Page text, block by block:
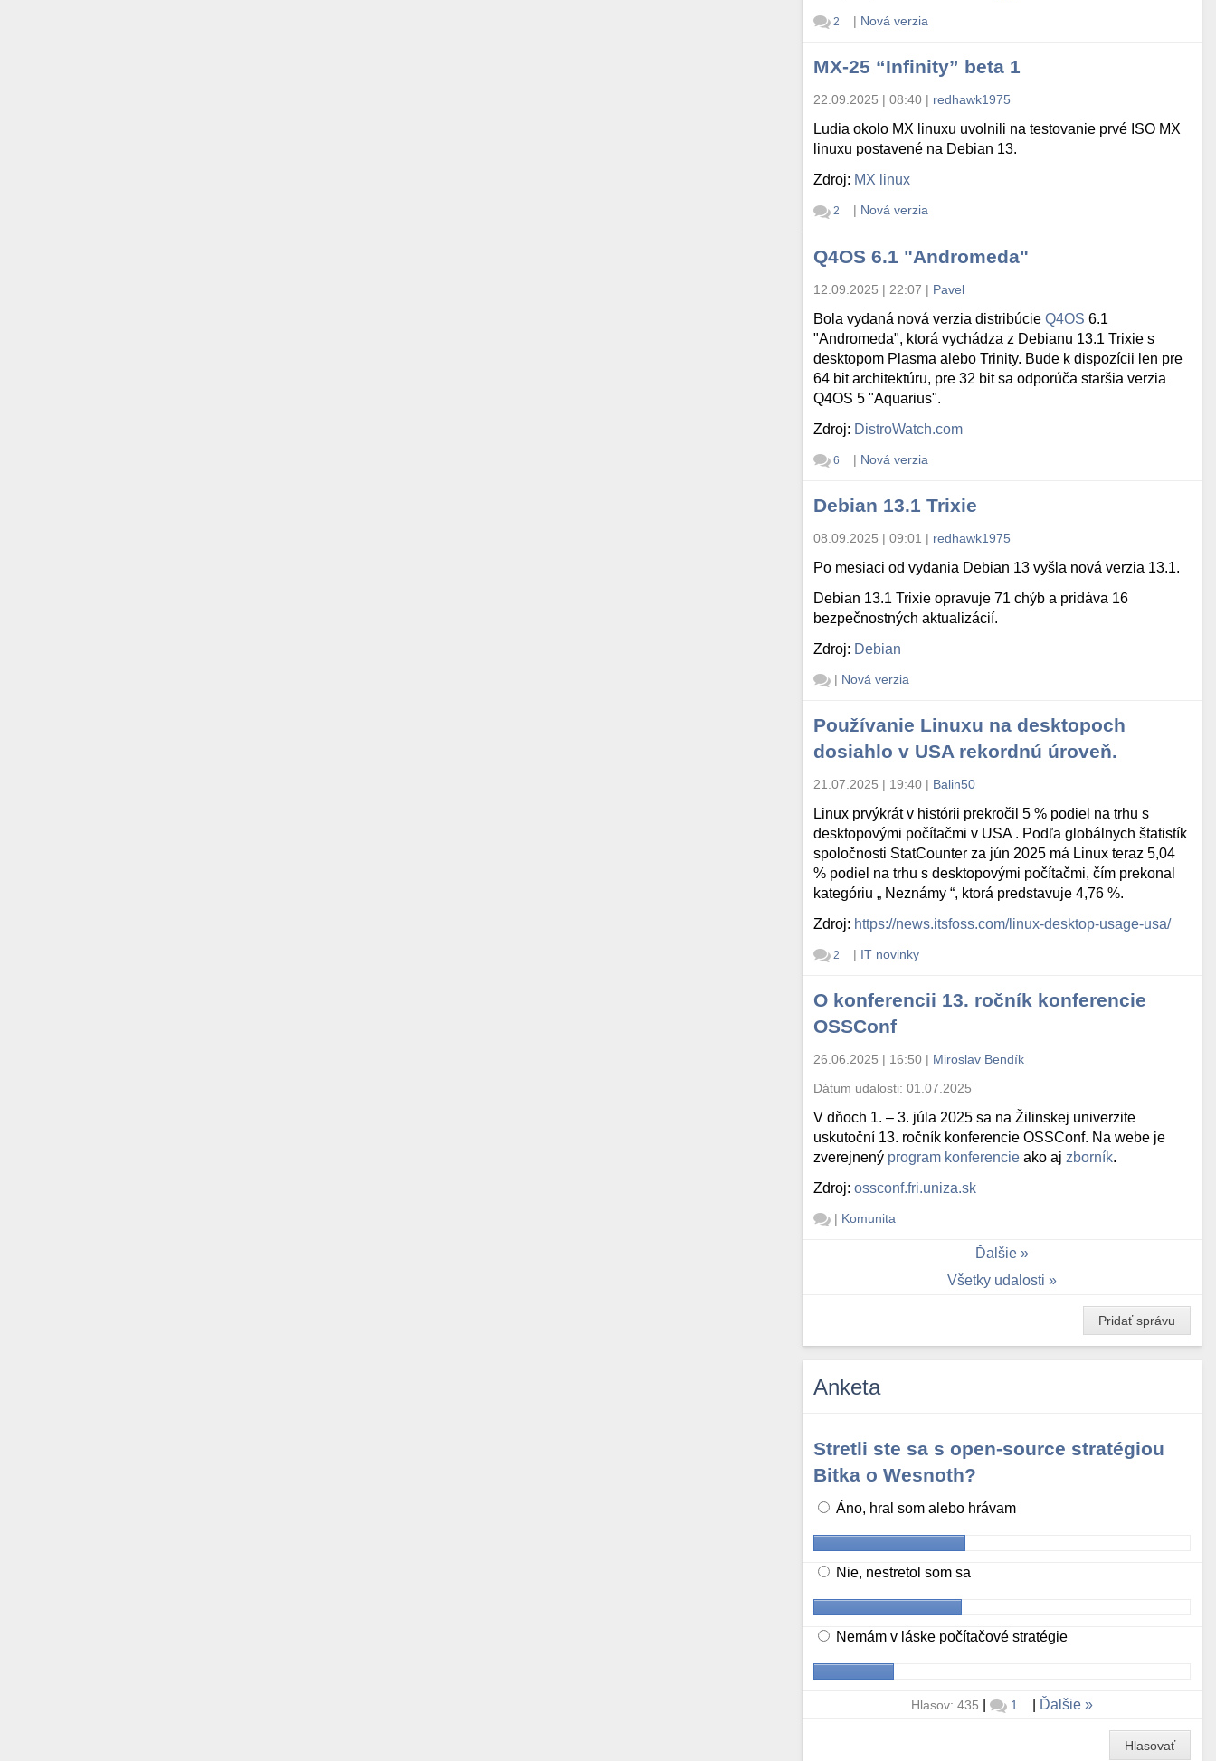
2 | Nová verzia
MX-25 “Infinity” beta 1
22.09.2025 | 08:40 | redhawk1975
Ludia okolo MX linuxu uvolnili na testovanie prvé ISO MX
linuxu postavené na Debian 13.
Zdroj: MX linux
2 | Nová verzia
Q4OS 6.1 "Andromeda"
12.09.2025 | 22:07 | Pavel
Bola vydaná nová verzia distribúcieQ4OS 6.1
"Andromeda", ktorá vychádza z Debianu 13.1 Trixie s
desktopom Plasma alebo Trinity. Bude k dispozícii len pre
64 bit architektúru, pre 32 bit sa odporúča staršia verzia
Q4OS 5 "Aquarius".
Zdroj: DistroWatch.com
6 | Nová verzia
Debian 13.1 Trixie
08.09.2025 | 09:01 | redhawk1975
Po mesiaci od vydania Debian 13 vyšla nová verzia 13.1.
Debian 13.1 Trixie opravuje 71 chýb a pridáva 16
bezpečnostných aktualizácií.
Zdroj: Debian
| Nová verzia
Používanie Linuxu na desktopoch
dosiahlo v USA rekordnú úroveň.
21.07.2025 | 19:40 | Balin50
Linux prvýkrát v histórii prekročil 5 % podiel na trhu s
desktopovými počítačmi v USA . Podľa globálnych štatistík
spoločnosti StatCounter za jún 2025 má Linux teraz 5,04
% podiel na trhu s desktopovými počítačmi, čím prekonal
kategóriu „ Neznámy “, ktorá predstavuje 4,76 %.
Zdroj: https://news.itsfoss.com/linux-desktop-usage-usa/
2 | IT novinky
O konferencii 13. ročník konferencie
OSSConf
26.06.2025 | 16:50 | Miroslav Bendík
Dátum udalosti:01.07.2025
V dňoch 1. – 3. júla 2025 sa na Žilinskej univerzite
uskutoční 13. ročník konferencie OSSConf. Na webe je
zverejnený program konferencie ako aj zborník.
Zdroj:ossconf.fri.uniza.sk
| Komunita
Ďalšie
Všetky udalosti
Pridať správu
Anketa
Stretli ste sa s open-source stratégiou
Bitka o Wesnoth?
Áno, hral som alebo hrávam
Nie, nestretol som sa
Nemám v láske počítačové stratégie
Hlasov: 435 | 1 Ďalšie
Hlasovať